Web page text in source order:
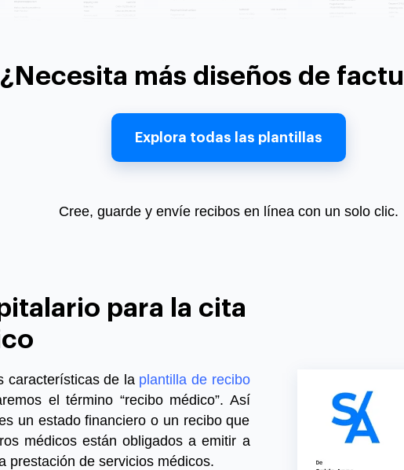
¿Necesita más diseños de
Explora todas las plantillas
Cree, guarde y envíe recibos en línea con un solo clic.
para la cita
características de la plantilla de recibo
el término “recibo médico”. Así
un estado financiero o un recibo que
médicos están obligados a emitir a
prestación de servicios médicos.